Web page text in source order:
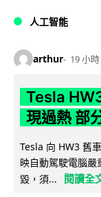
人工智能
arthur 19 小時
Tesla
現過熱 部
Tesla 向 HW3 舊
映自動駕駛電腦
毀，須...
閱讀全